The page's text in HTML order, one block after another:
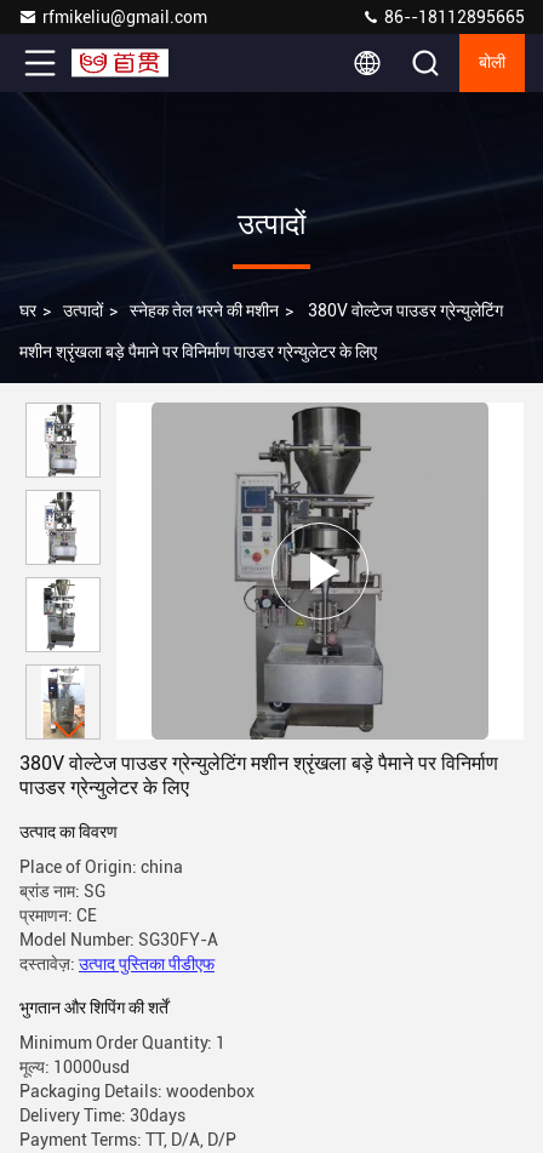
rfmikeliu@gmail.com 86--18112895665
बोली
उत्पादों
घर > उत्पादों > स्नेहक तेल भरने की मशीन > 380V वोल्टेज पाउडर ग्रेन्युलेटिंग
मशीन श्रृंखला बड़े पैमाने पर विनिर्माण पाउडर ग्रेन्युलेटर के लिए
380V वोल्टेज पाउडर ग्रेन्युलेटिंग मशीन श्रृंखला बड़े पैमाने पर विनिर्माण
पाउडर ग्रेन्युलेटर के लिए
उत्पाद का विवरण
Place of Origin: china
ब्रांड नाम: SG
प्रमाणन: CE
Model Number: SG30FY-A
दस्तावेज़: उत्पाद पुस्तिका पीडीएफ
भुगतान और शिपिंग की शर्तें
Minimum Order Quantity: 1
मूल्य: 10000usd
Packaging Details: woodenbox
Delivery Time: 30days
Payment Terms: TT, D/A, D/P